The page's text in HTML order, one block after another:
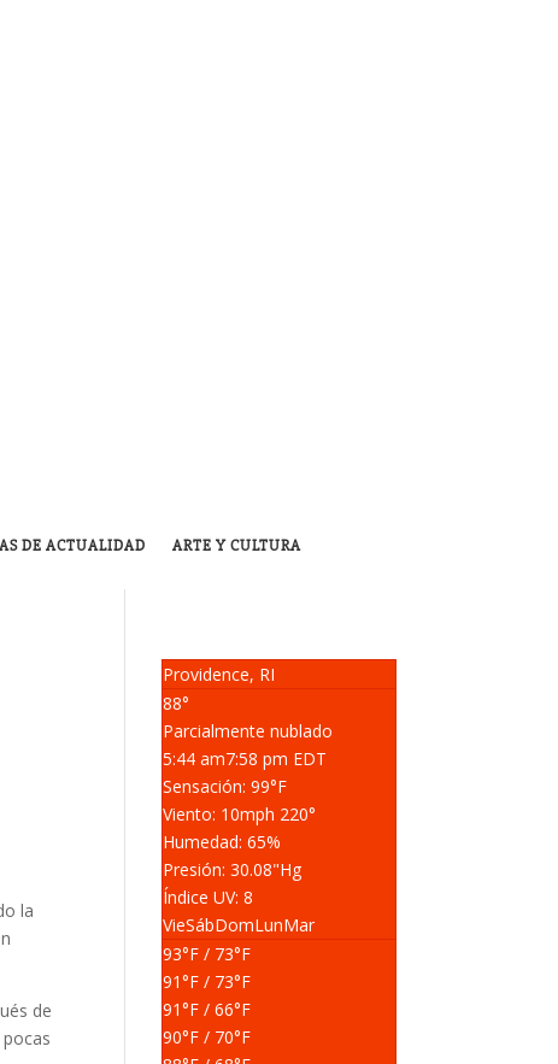
DE ACTUALIDAD ARTE Y CULTURA
la
de
Providence, RI
88°
Parcialmente nublado
5:44 am7:58 pm EDT
Sensación: 99°F
Viento: 10mph 220°
Humedad: 65%
Presión: 30.08"Hg
Índice UV: 8
VieSábDomLunMar
93°F / 73°F
91°F / 73°F
91°F / 66°F
90°F / 70°F